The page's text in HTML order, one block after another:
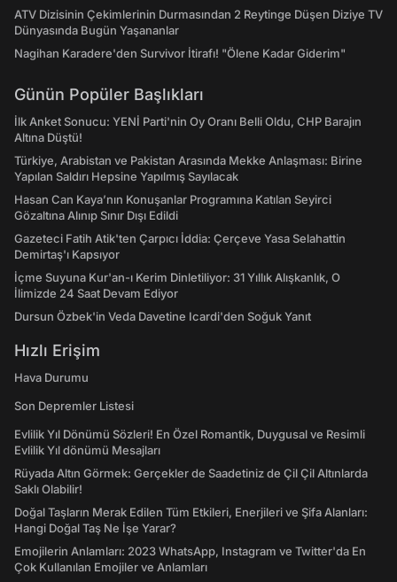
ATV Dizisinin Çekimlerinin Durmasından 2 Reytinge Düşen Diziye TV
Dünyasında Bugün Yaşananlar
Nagihan Karadere'den Survivor İtirafı! "Ölene Kadar Giderim"
Günün Popüler Başlıkları
İlk Anket Sonucu: YENİ Parti'nin Oy Oranı Belli Oldu, CHP Barajın
Altına Düştü!
Türkiye, Arabistan ve Pakistan Arasında Mekke Anlaşması: Birine
Yapılan Saldırı Hepsine Yapılmış Sayılacak
Hasan Can Kaya’nın Konuşanlar Programına Katılan Seyirci
Gözaltına Alınıp Sınır Dışı Edildi
Gazeteci Fatih Atik'ten Çarpıcı İddia: Çerçeve Yasa Selahattin
Demirtaş'ı Kapsıyor
İçme Suyuna Kur'an-ı Kerim Dinletiliyor: 31 Yıllık Alışkanlık, O
İlimizde 24 Saat Devam Ediyor
Dursun Özbek'in Veda Davetine Icardi'den Soğuk Yanıt
Hızlı Erişim
Hava Durumu
Son Depremler Listesi
Evlilik Yıl Dönümü Sözleri! En Özel Romantik, Duygusal ve Resimli
Evlilik Yıl dönümü Mesajları
Rüyada Altın Görmek: Gerçekler de Saadetiniz de Çil Çil Altınlarda
Saklı Olabilir!
Doğal Taşların Merak Edilen Tüm Etkileri, Enerjileri ve Şifa Alanları:
Hangi Doğal Taş Ne İşe Yarar?
Emojilerin Anlamları: 2023 WhatsApp, Instagram ve Twitter'da En
Çok Kullanılan Emojiler ve Anlamları